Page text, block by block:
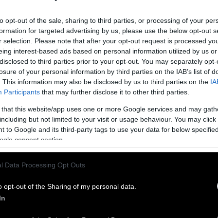
opt-out of the sale, sharing to third parties, or processing of your
for targeted advertising by us, please use the below opt-out
selection. Please note that after your opt-out request is processed
interest-based ads based on personal information utilized by us
to third parties prior to your opt-out. You may separately
of your personal information by third parties on the IAB’s list of
This information may also be disclosed by us to third parties on the
Participants that may further disclose it to other third parties.
that this website/app uses one or more Google services and may
but not limited to your visit or usage behaviour. You may
to Google and its third-party tags to use your data for below
consent section.
Data Processing Opt Outs
opt-out of the Sharing of my personal data.
από τη μύτη έναν ηλίθιο.
που πίστευε ότι υπάρχει μια γυναίκα στην
στις 20 Μαΐου του 1799.-Από τη Μανταλένα
στον έρωτα μοιάζει με τη λύρα, που δεν
μονάχα σ` εκείνον που ξέρει καλά να τη